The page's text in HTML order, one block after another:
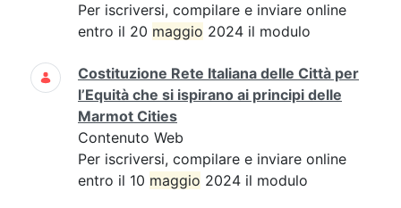
Per iscriversi, compilare e inviare online
entro il 20 maggio 2024 il modulo
Costituzione Rete Italiana delle Città per
l’Equità che si ispirano ai principi delle
Marmot Cities
Contenuto Web
Per iscriversi, compilare e inviare online
entro il 10 maggio 2024 il modulo